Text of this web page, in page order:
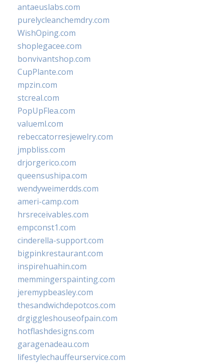
antaeuslabs.com
purelycleanchemdry.com
WishOping.com
shoplegacee.com
bonvivantshop.com
CupPlante.com
mpzin.com
stcreal.com
PopUpFlea.com
valueml.com
rebeccatorresjewelry.com
jmpbliss.com
drjorgerico.com
queensushipa.com
wendyweimerdds.com
ameri-camp.com
hrsreceivables.com
empconst1.com
cinderella-support.com
bigpinkrestaurant.com
inspirehuahin.com
memmingerspainting.com
jeremypbeasley.com
thesandwichdepotcos.com
drgiggleshouseofpain.com
hotflashdesigns.com
garagenadeau.com
lifestylechauffeurservice.com